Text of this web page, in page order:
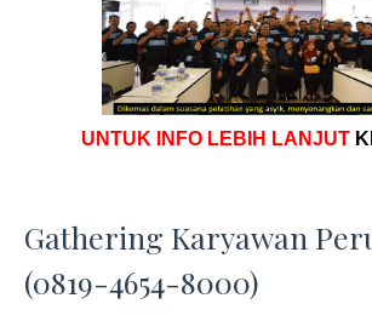
UNTUK INFO LEBIH LANJUT
Gathering Karyawan
(0819-4654-8000)